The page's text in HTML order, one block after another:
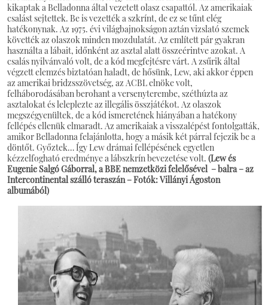
kikaptak a Belladonna által vezetett olasz csapattól. Az amerikaiak
csalást sejtettek. Be is vezették a szkrínt, de ez se tűnt elég
hatékonynak. Az 1975. évi világbajnokságon aztán vizslató szemek
követték az olaszok minden mozdulatát. Az említett pár gyakran
használta a lábait, időnként az asztal alatt összeérintve azokat. A
csalás nyilvánvaló volt, de a kód megfejtésre várt. A zsűrik által
végzett elemzés biztatóan haladt, de hősünk, Lew, aki akkor éppen
az amerikai bridzsszövetség, az ACBL elnöke volt,
felháborodásában berohant a versenyterembe, széthúzta az
asztalokat és leleplezte az illegális összjátékot. Az olaszok
megszégyenültek, de a kód ismeretének hiányában a hatékony
fellépés ellenük elmaradt. Az amerikaiak a visszalépést fontolgatták,
amikor Belladonna felajánlotta, hogy a másik két párral fejezik be a
döntőt. Győztek… Így Lew drámai fellépésének egyetlen
kézzelfogható eredménye a lábszkrín bevezetése volt. (Lew és
Eugenie Salgó Gáborral, a BBE nemzetközi felelősével – balra – az
Intercontinental szálló teraszán – Fotók: Villányi Ágoston
albumából)